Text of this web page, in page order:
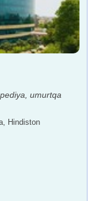
umurtqa
Hindiston